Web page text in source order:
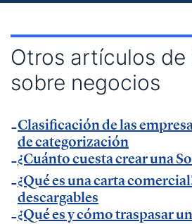
Método Gallardo.
— Entrevista enKFund.
— Entrevista en GestionaRadio.
Marcos De La Cueva en
— Participación como ponente
Otros artículos de
sobre negocios
Clasificación de las
de categorización
¿Cuánto cuesta crear una
¿Qué es una carta
descargables
¿Qué es y cómo traspasar